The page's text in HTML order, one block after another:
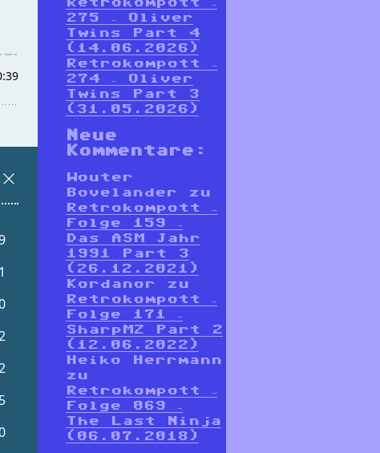
275 – Oliver
Twins Part 4
(14.06.2026)
Retrokompott –
274 – Oliver
Twins Part 3
(31.05.2026)
Neue
Kommentare:
Wouter
Bovelander zu
Retrokompott –
Folge 159 –
Das ASM Jahr
1991 Part 3
(26.12.2021)
Kordanor zu
Retrokompott –
Folge 171 –
SharpMZ Part 2
(12.06.2022)
Heiko Herrmann
zu
Retrokompott –
Folge 069 –
The Last Ninja
(06.07.2018)